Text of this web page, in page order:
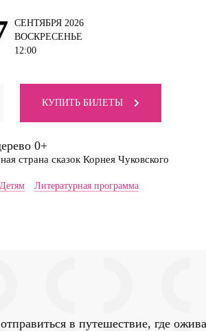
0+
страна сказок Корнея Чуковского
Детям Литературная программа
СЕНТЯБРЯ 2026
ВОСКРЕСЕНЬЕ
12:00
КУПИТЬ БИЛЕТЫ
в путешествие, где